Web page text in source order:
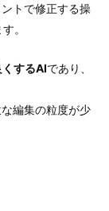
トで修正する操
。
するAIであり、
編集の粒度が少